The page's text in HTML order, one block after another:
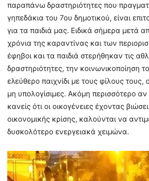
παραπάνω δραστηριότητες που
γηπεδάκια του 7ου δημοτικού, είναι
για τα παιδιά μας. Ειδικά σήμερα μετά
χρόνια της καραντίνας και των
έφηβοι και τα παιδιά στερήθηκαν τις
δραστηριότητες, την κοινωνικοποίηση
ελεύθερο παιχνίδι με τους φίλους τους,
μη υπολογίσιμες. Ακόμη περισσότερο αν
κανείς ότι οι οικογένειες έχοντας
οικονομικής κρίσης, καλούνται να
δυσκολότερο ενεργειακά χειμώνα.